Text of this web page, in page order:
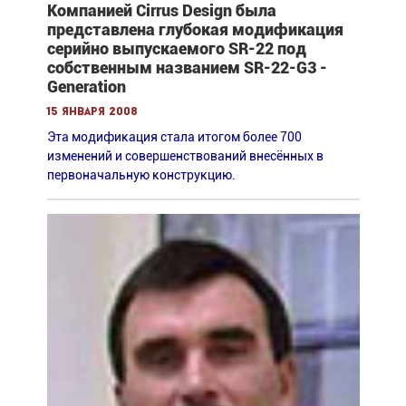
Компанией Cirrus Design была
представлена глубокая модификация
серийно выпускаемого SR-22 под
собственным названием SR-22-G3 -
Generation
15 января 2008
Эта модификация стала итогом более 700
изменений и совершенствований внесённых в
первоначальную конструкцию.